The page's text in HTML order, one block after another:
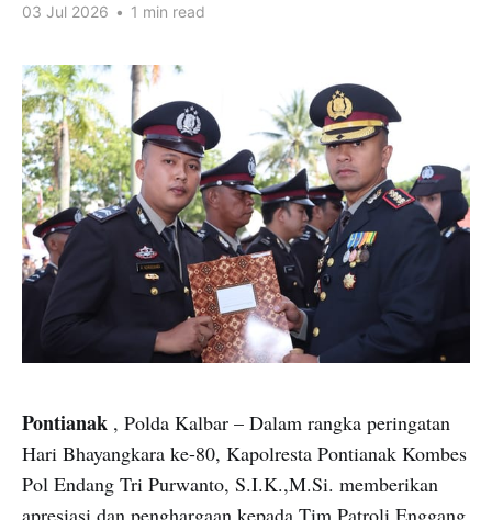
03 Jul 2026 • 1 min read
Pontianak , Polda Kalbar – Dalam rangka peringatan
Hari Bhayangkara ke-80, Kapolresta Pontianak Kombes
Pol Endang Tri Purwanto, S.I.K.,M.Si. memberikan
apresiasi dan penghargaan kepada Tim Patroli Enggang